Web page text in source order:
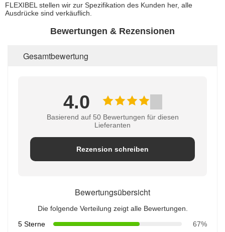
FLEXIBEL stellen wir zur Spezifikation des Kunden her, alle
Ausdrücke sind verkäuflich.
Bewertungen & Rezensionen
Gesamtbewertung
4.0
Basierend auf 50 Bewertungen für diesen
Lieferanten
Rezension schreiben
Bewertungsübersicht
Die folgende Verteilung zeigt alle Bewertungen.
5 Sterne
67%